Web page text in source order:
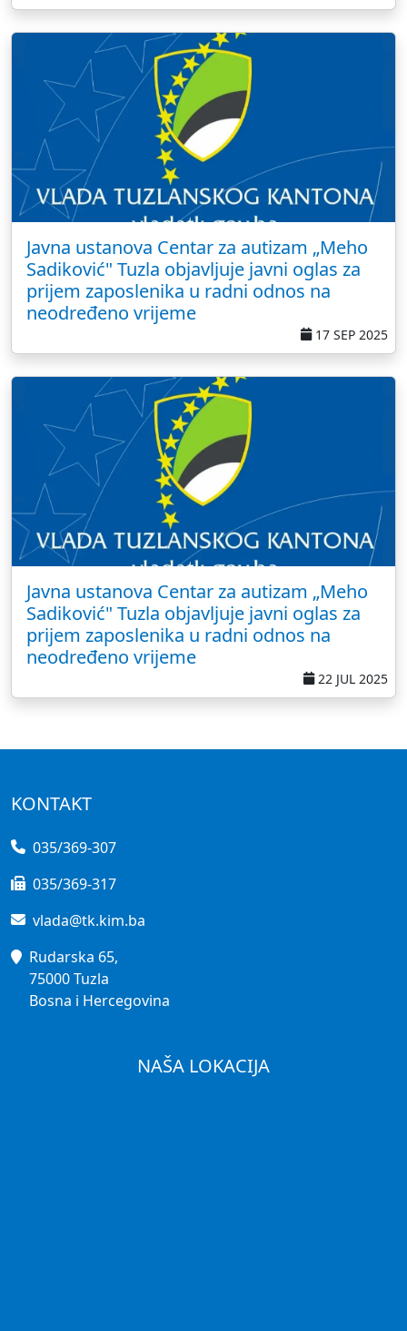
Javna ustanova Centar za autizam „Meho
Sadiković" Tuzla objavljuje javni oglas za
prijem zaposlenika u radni odnos na
neodređeno vrijeme
17 SEP 2025
Javna ustanova Centar za autizam „Meho
Sadiković" Tuzla objavljuje javni oglas za
prijem zaposlenika u radni odnos na
neodređeno vrijeme
22 JUL 2025
KONTAKT
035/369-307
035/369-317
vlada@tk.kim.ba
Rudarska 65,
75000 Tuzla
Bosna i Hercegovina
NAŠA LOKACIJA